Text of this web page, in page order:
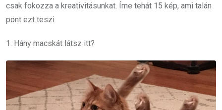
csak fokozza a kreativitásunkat. Íme tehát 15 kép, ami talán
pont ezt teszi.
1. Hány macskát látsz itt?